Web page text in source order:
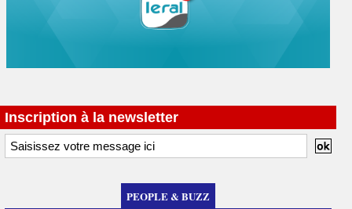
Inscription à la newsletter
PEOPLE & BUZZ